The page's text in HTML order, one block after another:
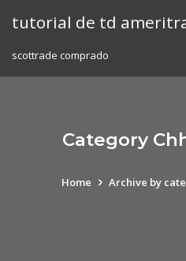
tutorial de td
scottrade comprado
Category
Home Archive by